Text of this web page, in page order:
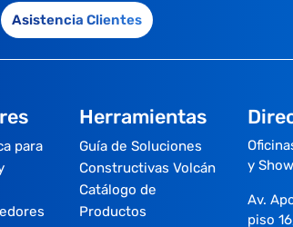
Asistencia Clientes
para
Herramientas
Guía de Soluciones
Constructivas Volcán
Catálogo de
Productos
y
Av.
piso